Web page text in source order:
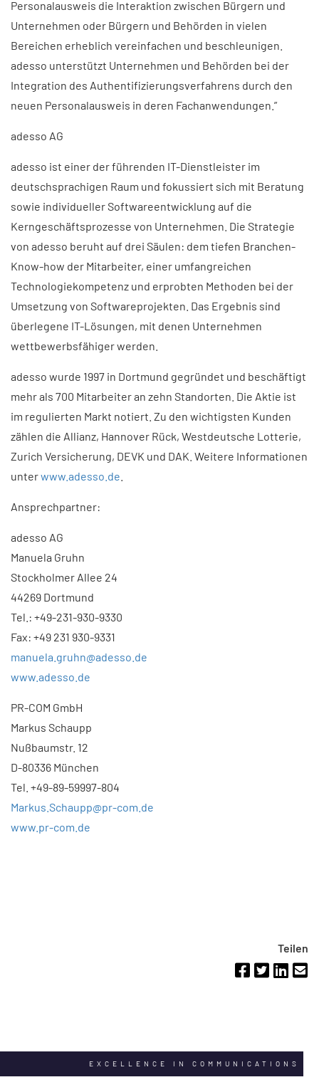
Personalausweis die Interaktion zwischen Bürgern und
Unternehmen oder Bürgern und Behörden in vielen
Bereichen erheblich vereinfachen und beschleunigen.
adesso unterstützt Unternehmen und Behörden bei der
Integration des Authentifizierungsverfahrens durch den
neuen Personalausweis in deren Fachanwendungen.”
adesso AG
adesso ist einer der führenden IT-Dienstleister im
deutschsprachigen Raum und fokussiert sich mit Beratung
sowie individueller Softwareentwicklung auf die
Kerngeschäftsprozesse von Unternehmen. Die Strategie
von adesso beruht auf drei Säulen: dem tiefen Branchen-
Know-how der Mitarbeiter, einer umfangreichen
Technologiekompetenz und erprobten Methoden bei der
Umsetzung von Softwareprojekten. Das Ergebnis sind
überlegene IT-Lösungen, mit denen Unternehmen
wettbewerbsfähiger werden.
adesso wurde 1997 in Dortmund gegründet und beschäftigt
mehr als 700 Mitarbeiter an zehn Standorten. Die Aktie ist
im regulierten Markt notiert. Zu den wichtigsten Kunden
zählen die Allianz, Hannover Rück, Westdeutsche Lotterie,
Zurich Versicherung, DEVK und DAK. Weitere Informationen
unterwww.adesso.de
Ansprechpartner:
adesso AG
Manuela Gruhn
Stockholmer Allee 24
44269 Dortmund
Tel.: +49-231-930-9330
Fax: +49 231 930-9331
manuela.gruhn@adesso.de
www.adesso.de
PR-COM GmbH
Markus Schaupp
Nußbaumstr. 12
D-80336 München
Tel. +49-89-59997-804
Markus.Schaupp@pr-com.de
www.pr-com.de
Teilen
EXCELLENCE IN COMMUNICATIONS